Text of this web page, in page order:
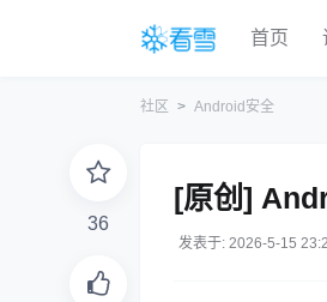
首页
社区 Android安全
36
[原创]
发表于: 2026-5-15